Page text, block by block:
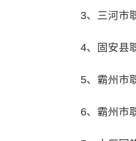
3、三河市
4、固安县
5、霸州市
6、霸州市